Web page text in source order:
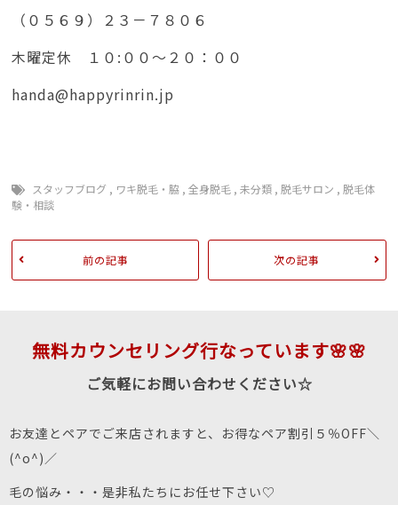
（０５６９）２３－７８０６
木曜定休 １０:００～２０：００
handa@happyrinrin.jp
スタッフブログ , ワキ脱毛・脇 ,全身脱毛 ,未分類 ,脱毛サロン ,脱毛体
験・相談
前の記事 次の記事
無料カウンセリング行なっています🌸🌸
ご気軽にお問い合わせください☆
お友達とペアでご来店されますと、お得なペア割引５％OFF＼
(^o^)／
毛の悩み・・・是非私たちにお任せ下さい♡